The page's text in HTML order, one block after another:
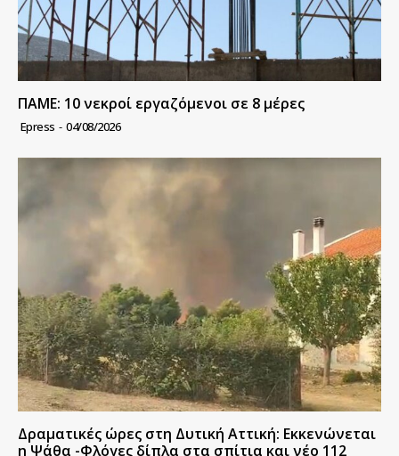
ΠΑΜΕ: 10 νεκροί εργαζόμενοι σε 8 μέρες
Epress - 04/08/2026
Δραματικές ώρες στη Δυτική Αττική: Εκκενώνεται
η Ψάθα -Φλόγες δίπλα στα σπίτια και νέο 112